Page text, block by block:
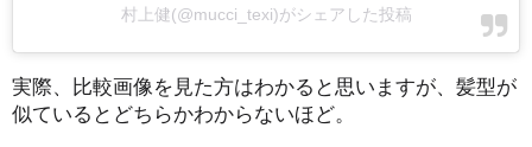
村上健(@mucci_texi)がシェアした投稿
実際、比較画像を見た方はわかると思いますが、髪型が
似ているとどちらかわからないほど。